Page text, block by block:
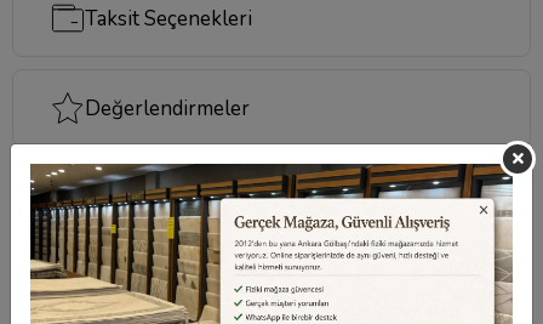
Taksit Seçenekleri
Değerlendirmeler
Destek Merkezi
Aklınızdaki soruların yanıtları ve önemli konuların
cevapları içindestek merkezisayfamızı ziyaret